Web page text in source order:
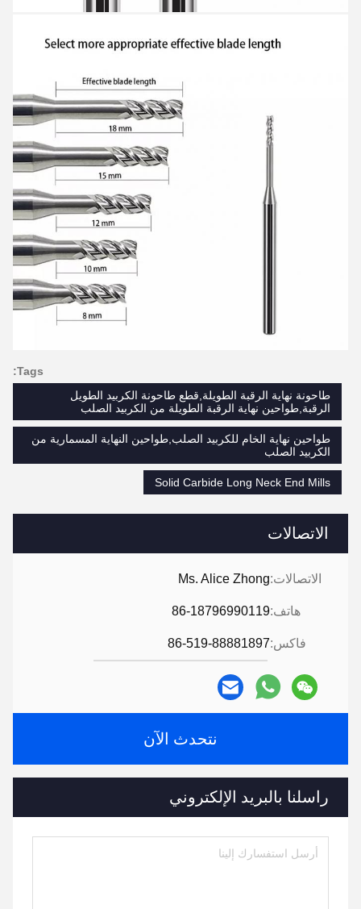
الاتصالات
الاتصالات:Ms. Alice Zhong
هاتف:86-18796990119
فاكس:86-519-88881897
نتحدث الآن
راسلنا بالبريد الإلكتروني
Tags:
طاحونة نهاية الرقبة الطويلة,قطع طاحونة الكربيد الطويل
الرقبة,طواحين نهاية الرقبة الطويلة من الكربيد الصلب
طواحين نهاية الخام للكربيد الصلب,طواحين النهاية المسمارية من
الكربيد الصلب
Solid Carbide Long Neck End Mills